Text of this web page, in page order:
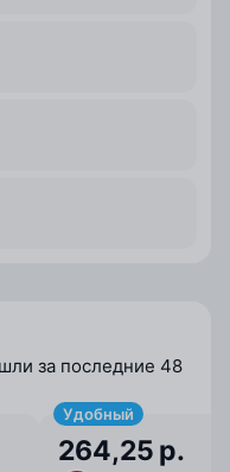
за последние 48
Удобный
264,25 р.